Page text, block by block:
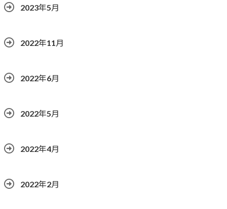
2023年5月
2022年11月
2022年6月
2022年5月
2022年4月
2022年2月